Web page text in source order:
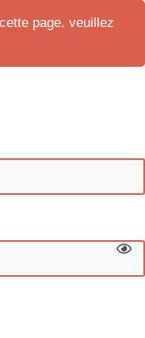
page. veuillez